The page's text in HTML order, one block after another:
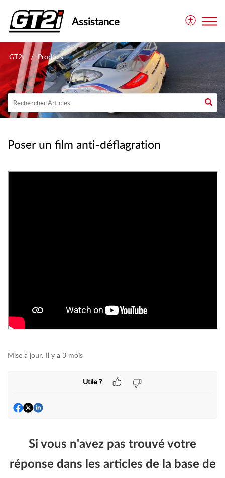
Assistance
GT2i Produits
Poser un film anti-déflagration
Mise à jour: Il y a 3 mois
Utile ?
Si vous n'avez pas trouvé votre
réponse dans les articles de la base de